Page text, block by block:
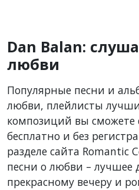
Dan Balan:
любви
Популярные песни и
любви, плейлисты
композиций вы сможете
бесплатно и без
разделе сайта Romantic
песни о любви – лучшее
прекрасному вечеру и